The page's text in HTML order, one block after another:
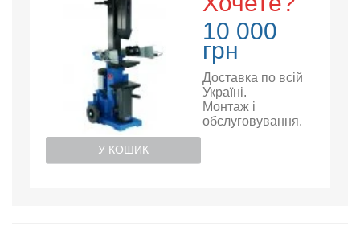
10 000
грн
Доставка по всій
Україні.
Монтаж і
обслуговування.
У КОШИК